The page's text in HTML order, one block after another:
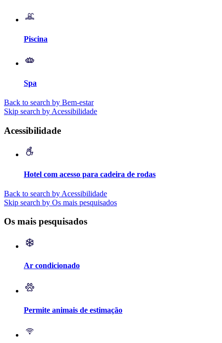
Piscina
Spa
Back to search by Bem-estar
Skip search by Acessibilidade
Acessibilidade
Hotel com acesso para cadeira de rodas
Back to search by Acessibilidade
Skip search by Os mais pesquisados
Os mais pesquisados
Ar condicionado
Permite animais de estimação